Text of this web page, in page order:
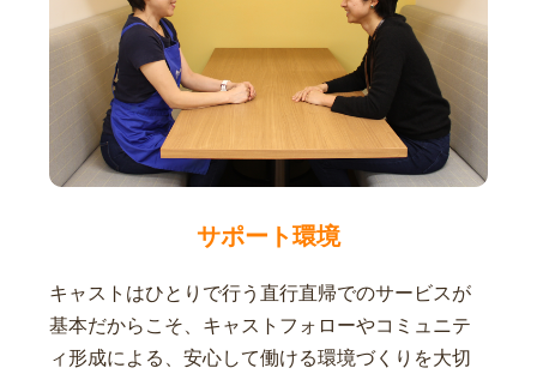
サポート環境
キャストはひとりで行う直行直帰でのサービスが
基本だからこそ、キャストフォローやコミュニテ
ィ形成による、安心して働ける環境づくりを大切